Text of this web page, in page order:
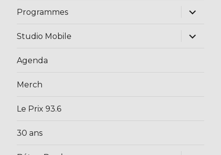
Programmes
ouvrir
menu
Studio Mobile
ouvrir
Agenda
Merch
Le Prix 93.6
30 ans